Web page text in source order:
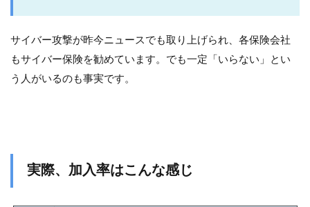
サイバー攻撃が昨今ニュースでも取り上げられ、各保険会社
もサイバー保険を勧めています。でも一定「いらない」とい
う人がいるのも事実です。
実際、加入率はこんな感じ